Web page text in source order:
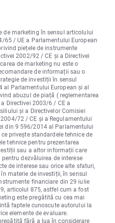
de marketing în sensul articolului
65 / UE a Parlamentului European
piețele de instrumente
2002/92 / CE și a Directivei
de marketing nu este o
de informații sau o
de investiții în sensul
al Parlamentului European și al
abuzul de piață ( reglementarea
Directivei 2003/6 / CE a
și a Directivelor Comisiei
72 / CE și a Regulamentului
din 9 596/2014 al Parlamentului
privește standardele tehnice de
tehnice pentru prezentarea
sau a altor informații care
dezvăluirea de interese
de interese sau orice alte sfaturi,
materie de investiții, în sensul
financiare din 29 iulie
articolul 875, astfel cum a fost
este pregătită cu cea mai
faptele cunoscute autorului la
elemente de evaluare.
fără a lua în considerare